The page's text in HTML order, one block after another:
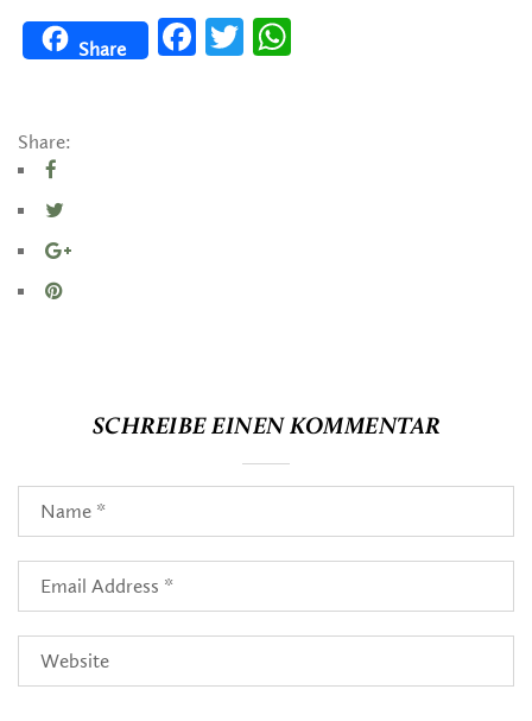
Share
FacebookTwitter
Share:
SCHREIBE EINEN KOMMENTAR